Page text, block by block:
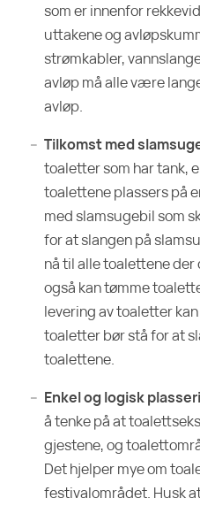
som er innenfor
uttakene og
strømkabler,
avløp må alle være
avløp.
Tilkomst med
toaletter som har tank,
toalettene plassers på
med slamsugebil som
for at slangen på
nå til alle toalettene der
også kan tømme
levering av toaletter
toaletter bør stå for at
toalettene.
Enkel og logisk
å tenke på at
gjestene, og
Det hjelper mye om
festivalområdet. Husk